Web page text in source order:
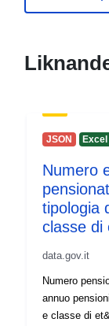
Identifierare:
JSON
Numero
tipologia
classe di
data.gov.it
Numero
annuo
e classe di